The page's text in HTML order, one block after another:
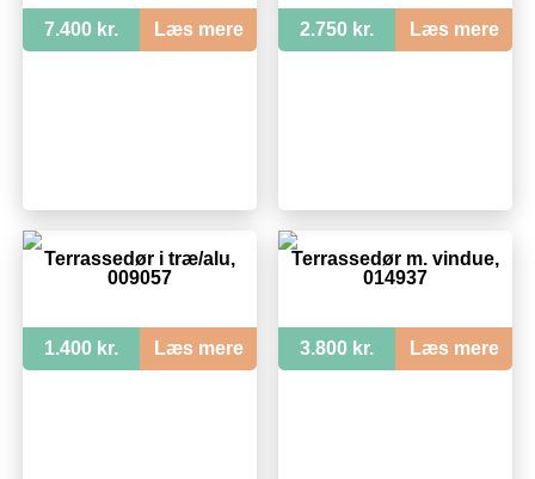
7.400 kr. Læs mere 2.750 kr. Læs mere
Terrassedør i træ/alu,
009057
1.400 kr. Læs mere
Terrassedør m. vindue,
014937
3.800 kr. Læs mere